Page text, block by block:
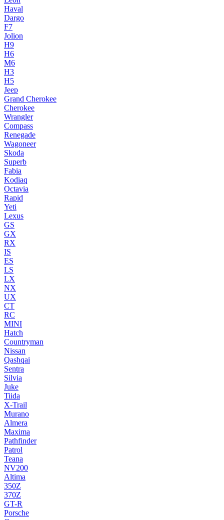
Haval
Dargo
F7
Jolion
H9
H6
M6
H3
H5
Jeep
Grand Cherokee
Cherokee
Wrangler
Compass
Renegade
Wagoneer
Skoda
Superb
Fabia
Kodiaq
Octavia
Rapid
Yeti
Lexus
GS
GX
RX
IS
ES
LS
LX
NX
UX
CT
RC
MINI
Hatch
Countryman
Nissan
Qashqai
Sentra
Silvia
Juke
Tiida
X-Trail
Murano
Almera
Maxima
Pathfinder
Patrol
Teana
NV200
Altima
350Z
370Z
GT-R
Porsche